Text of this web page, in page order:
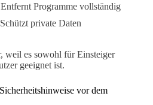
Entfernt Programme vollständig
Schützt private Daten
weil es sowohl für Einsteiger
geeignet ist.
vor dem